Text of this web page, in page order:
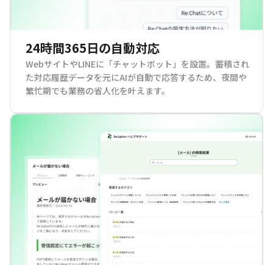
24時間365日の自動対応
WebサイトやLINEに「チャットボット」を設置。蓄積され
た対応履歴データを元にAIが自動で応答するため、夜間や
繁忙期でも業務の省人化を叶えます。